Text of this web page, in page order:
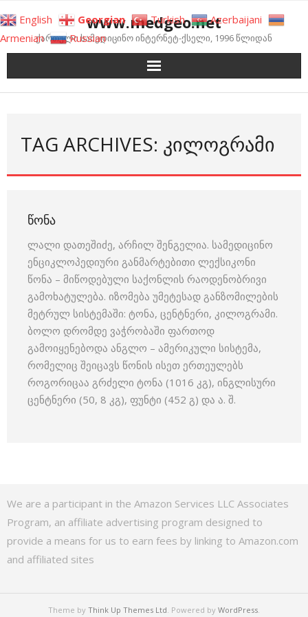
to
content
www.medgeo.net
ქართული სამედიცინო ინტერნეტ-ქსელი, 1996 წლიდან
TAG ARCHIVES: ᲙᲘᲚᲝᲒᲠᲐᲛᲘ
ᲬᲝᲜᲐ
ლალი დათეშიძე, არჩილ შენგელია. სამედიცინო
ენციკლოპედიური განმარტებითი ლექსიკონი
წონა – მიწოდებული საქონლის რაოდენობრივი
გამოხატულება. იზომება უმეტესად განზომილების
მეტრულ სისტემაში: ტონა, ცენტნერი, კილოგრამი.
ბოლო დრომდე ვაჭრობაში ფართოდ
გამოიყენებოდა ანგლო – ამერიკული სისტემა,
რომელიც შეიცავს წონის ისეთ ერთეულებს
როგორიცაა გრძელი ტონა (1016 კგ), ინგლისური
ცენტნერი (50, 8 კგ), ფუნტი (452 გ) და ა. შ.
We are a participant in the Amazon Services LLC Associates
Program, an affiliate advertising program designed to
provide a means for us to earn fees by linking to Amazon.com
and affiliated sites
Theme by Think Up Themes Ltd. Powered by WordPress.
English Georgian Turkish
Azerbaijani
Armenian
Russian